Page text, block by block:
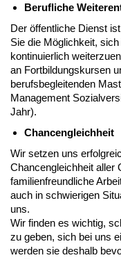
Berufliche
Der öffentliche Dienst
Sie die Möglichkeit,
kontinuierlich
an Fortbildungskursen
berufsbegleitenden
Management
Jahr).
Chancengleichheit
Wir setzen uns
Chancengleichheit aller
familienfreundliche
auch in schwierigen
uns.
Wir finden es wichtig,
zu geben, sich bei uns
werden sie deshalb